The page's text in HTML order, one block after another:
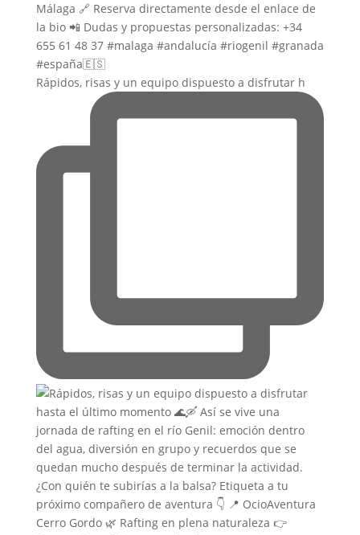
Rápidos, risas y un equipo dispuesto a disfrutar h